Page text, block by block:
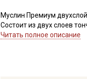
Муслин Премиум
Состоит из двух слоев
благородный блеск,
Читать полное описание